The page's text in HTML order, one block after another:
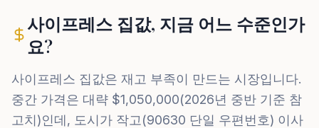
사이프레스 집값, 지금 어느 수준인가
요?
사이프레스 집값은 재고 부족이 만드는 시장입니다.
중간 가격은 대략 $1,050,000(2026년 중반 기준 참
고치)인데, 도시가 작고(90630 단일 우편번호) 이사